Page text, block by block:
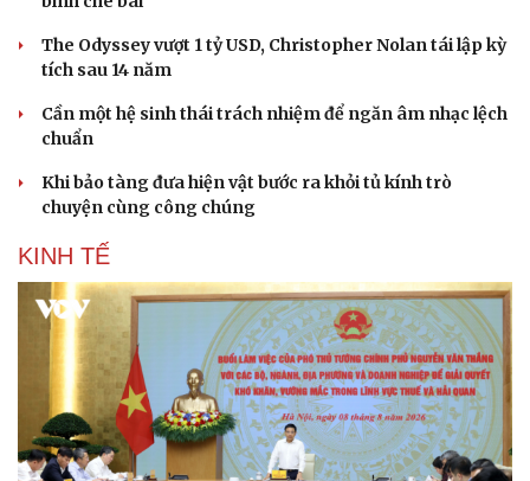
The Odyssey vượt 1 tỷ USD, Christopher Nolan tái lập kỳ
tích sau 14 năm
Cần một hệ sinh thái trách nhiệm để ngăn âm nhạc lệch
chuẩn
Khi bảo tàng đưa hiện vật bước ra khỏi tủ kính trò
chuyện cùng công chúng
KINH TẾ